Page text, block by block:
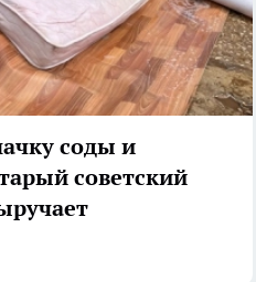
соды и
советский